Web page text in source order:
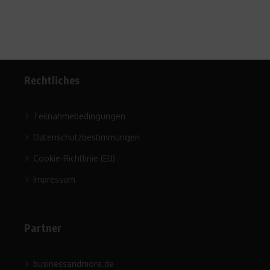
Rechtliches
Teilnahmebedingungen
Datenschutzbestimmungen
Cookie-Richtlinie (EU)
Impressum
Partner
businessandmore.de